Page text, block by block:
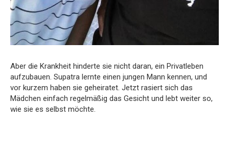
Aber die Krankheit hinderte sie nicht daran, ein Privatleben
aufzubauen. Supatra lernte einen jungen Mann kennen, und
vor kurzem haben sie geheiratet. Jetzt rasiert sich das
Mädchen einfach regelmäßig das Gesicht und lebt weiter so,
wie sie es selbst möchte.